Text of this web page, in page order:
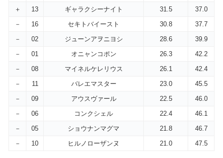
＋
13 ギャラクシーナイト 31.5
37.0
－
16 セキトバイースト 30.8
37.7
－
02 ジューンアヲニヨシ 28.6
39.9
－
01 オニャンコポン 26.3
42.2
－
08 マイネルケレリウス 26.1
42.4
－
11 バレエマスター 23.0
45.5
－
09 アウスヴァール 22.5
46.0
－
06 コンクシェル 22.4
46.1
－
05 ショウナンマグマ 21.8
46.7
－
10 ヒルノローザンヌ 21.0 47.5